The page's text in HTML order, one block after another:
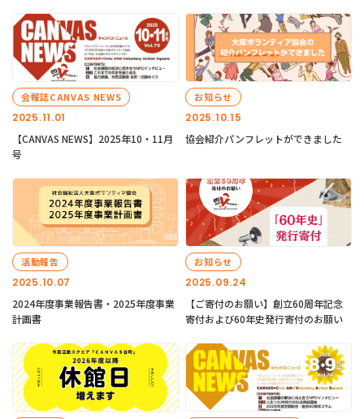
2025.11.01
会報誌CANVAS NEWS
【CANVAS NEWS】2025年10・11月
号
2025.10.15
お知らせ
協会紹介パンフレットができました
2025.10.07
活動報告
2024年度事業報告書・2025年度事業
計画書
2025.09.24
お知らせ
【ご寄付のお願い】創立60周年記念
寄付および60年史発行寄付のお願い